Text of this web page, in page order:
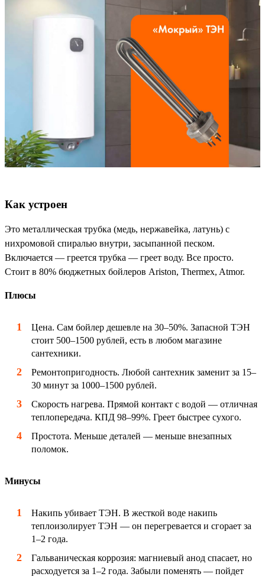
Как устроен
Это металлическая трубка (медь, нержавейка, латунь) с
нихромовой спиралью внутри, засыпанной песком.
Включается — греется трубка — греет воду. Все просто.
Стоит в 80% бюджетных бойлеров Ariston, Thermex, Atmor.
Плюсы
Цена. Сам бойлер дешевле на 30–50%. Запасной ТЭН
стоит 500–1500 рублей, есть в любом магазине
сантехники.
Ремонтопригодность. Любой сантехник заменит за 15–
30 минут за 1000–1500 рублей.
Скорость нагрева. Прямой контакт с водой — отличная
теплопередача. КПД 98–99%. Греет быстрее сухого.
Простота. Меньше деталей — меньше внезапных
поломок.
Минусы
Накипь убивает ТЭН. В жесткой воде накипь
теплоизолирует ТЭН — он перегревается и сгорает за
1–2 года.
Гальваническая коррозия: магниевый анод спасает, но
расходуется за 1–2 года. Забыли поменять — пойдет